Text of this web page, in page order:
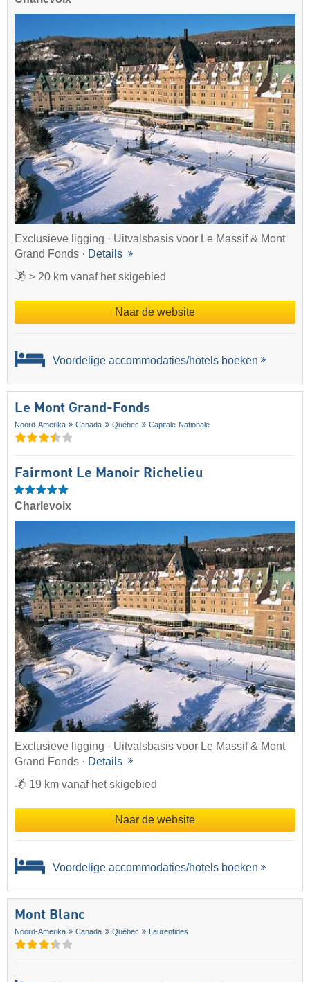
Exclusieve ligging · Uitvalsbasis voor Le Massif & Mont
Grand Fonds · Details
> 20 km vanaf het skigebied
Naar de website
Voordelige accommodaties/hotels boeken
Le Mont Grand-Fonds
Noord-Amerika Canada Québec Capitale-Nationale
Fairmont Le Manoir Richelieu
Charlevoix
Exclusieve ligging · Uitvalsbasis voor Le Massif & Mont
Grand Fonds · Details
19 km vanaf het skigebied
Naar de website
Voordelige accommodaties/hotels boeken
Mont Blanc
Noord-Amerika Canada Québec Laurentides